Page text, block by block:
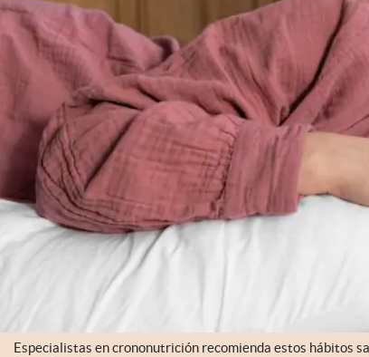
Especialistas en crononutrición recomienda estos hábitos